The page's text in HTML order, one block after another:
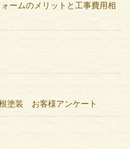
ームのメリットと工事費用相
塗装 お客様アンケート